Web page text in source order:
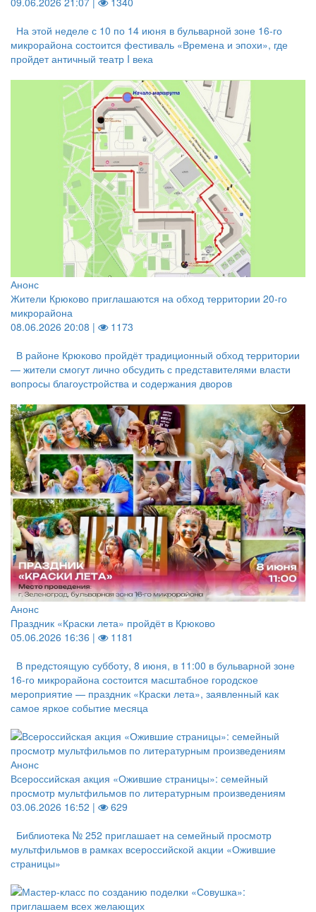
На этой неделе с 10 по 14 июня в бульварной зоне 16-го
микрорайона состоится фестиваль «Времена и эпохи», где
пройдет античный театр I века
Анонс
Жители Крюково приглашаются на обход территории 20‑го
микрорайона
08.06.2026 20:08 |
1173
В районе Крюково пройдёт традиционный обход территории
— жители смогут лично обсудить с представителями власти
вопросы благоустройства и содержания дворов
Анонс
Праздник «Краски лета» пройдёт в Крюково
05.06.2026 16:36 |
1181
В предстоящую субботу, 8 июня, в 11:00 в бульварной зоне
16‑го микрорайона состоится масштабное городское
мероприятие — праздник «Краски лета», заявленный как
самое яркое событие месяца
Анонс
Всероссийская акция «Ожившие страницы»: семейный
просмотр мультфильмов по литературным произведениям
03.06.2026 16:52 |
629
Библиотека № 252 приглашает на семейный просмотр
мультфильмов в рамках всероссийской акции «Ожившие
страницы»